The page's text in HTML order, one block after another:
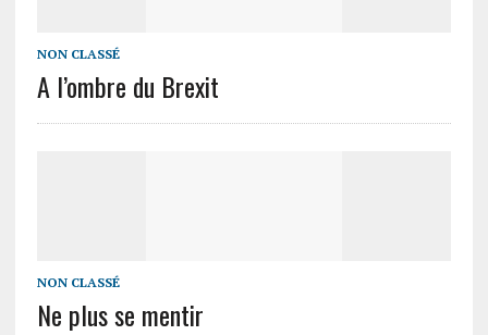
NON CLASSÉ
A l’ombre du Brexit
NON CLASSÉ
Ne plus se mentir